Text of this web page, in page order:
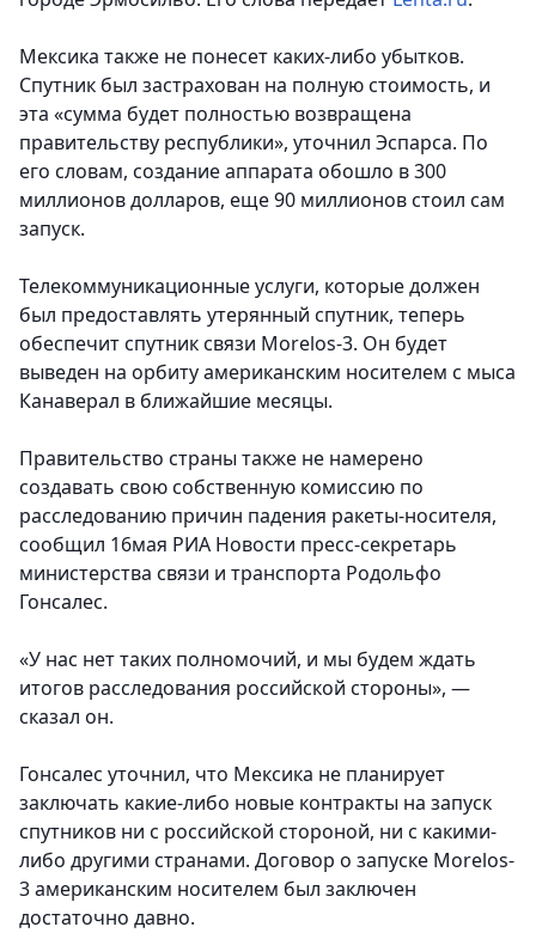
Мексика также не понесет каких-либо убытков.
Спутник был застрахован на полную стоимость, и
эта «сумма будет полностью возвращена
правительству республики», уточнил Эспарса. По
его словам, создание аппарата обошло в 300
миллионов долларов, еще 90 миллионов стоил сам
запуск.
Телекоммуникационные услуги, которые должен
был предоставлять утерянный спутник, теперь
обеспечит спутник связи Мorelos-3. Он будет
выведен на орбиту американским носителем с мыса
Канаверал в ближайшие месяцы.
Правительство страны также не намерено
создавать свою собственную комиссию по
расследованию причин падения ракеты-носителя,
сообщил 16мая РИА Новости пресс-секретарь
министерства связи и транспорта Родольфо
Гонсалес.
«У нас нет таких полномочий, и мы будем ждать
итогов расследования российской стороны», —
сказал он.
Гонсалес уточнил, что Мексика не планирует
заключать какие-либо новые контракты на запуск
спутников ни с российской стороной, ни с какими-
либо другими странами. Договор о запуске Мorelos-
3 американским носителем был заключен
достаточно давно.